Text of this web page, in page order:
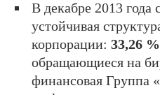
В декабре 2013 года
устойчивая
корпорации: 33,26 %
обращающиеся на
финансовая